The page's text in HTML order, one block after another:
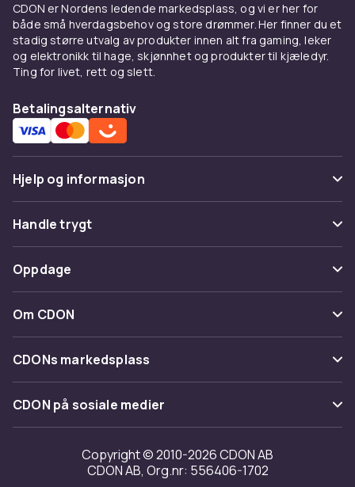
CDON er Nordens ledende markedsplass, og vi er her for
både små hverdagsbehov og store drømmer. Her finner du et
stadig større utvalg av produkter innen alt fra gaming, leker
og elektronikk til hage, skjønnhet og produkter til kjæledyr.
Ting for livet, rett og slett.
Betalingsalternativ
Hjelp og informasjon
Vanlige spørsmål
Spor pakke
Angre & returner her
Kontakt oss
Handle trygt
Betaling
Levering
Tilbakekallinger
Oppdage
Kategorier
Varemerker
Om CDON
Om oss
Kundeanmeldelser
Jobbe på CDON
Investor relations
Tilgjengelighet
CDONs markedsplass
Merchant Help Center
CDON på sosiale medier
Copyright © 2010-2026 CDON AB
CDON AB, Org.nr: 556406-1702